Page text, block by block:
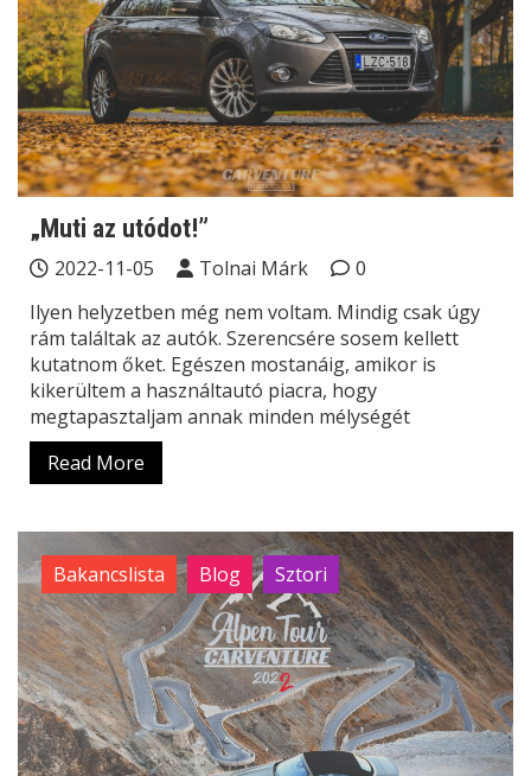
„Muti az utódot!”
2022-11-05 Tolnai Márk
0
Ilyen helyzetben még nem voltam. Mindig csak úgy
rám találtak az autók. Szerencsére sosem kellett
kutatnom őket. Egészen mostanáig, amikor is
kikerültem a használtautó piacra, hogy
megtapasztaljam annak minden mélységét
Read More
Bakancslista Blog Sztori